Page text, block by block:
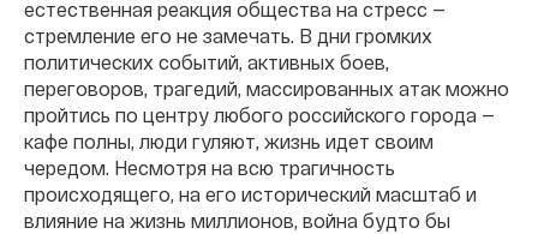
естественная реакция общества на стресс —
стремление его не замечать. В дни громких
политических событий, активных боев,
переговоров, трагедий, массированных атак можно
пройтись по центру любого российского города —
кафе полны, люди гуляют, жизнь идет своим
чередом. Несмотря на всю трагичность
происходящего, на его исторический масштаб и
влияние на жизнь миллионов, война будто бы